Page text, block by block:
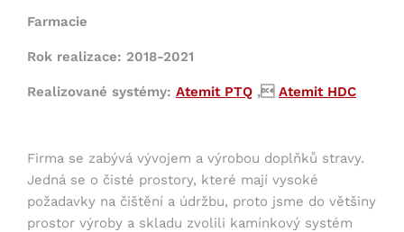
Farmacie
Rok realizace: 2018-2021
Realizované systémy: Atemit PTQ , Atemit HDC
Firma se zabývá vývojem a výrobou doplňků stravy.
Jedná se o čisté prostory, které mají vysoké
požadavky na čištění a údržbu, proto jsme do většiny
prostor výroby a skladu zvolili kamínkový systém